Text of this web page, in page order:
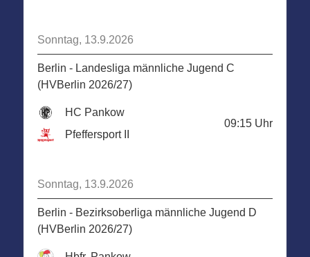
Sonntag, 13.9.2026
Berlin - Landesliga männliche Jugend C
(HVBerlin 2026/27)
HC Pankow
Pfeffersport II
09:15 Uhr
Sonntag, 13.9.2026
Berlin - Bezirksoberliga männliche Jugend D
(HVBerlin 2026/27)